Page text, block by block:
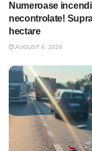
Numeroase
necontrolate!
hectare
AUGUST 6, 2026